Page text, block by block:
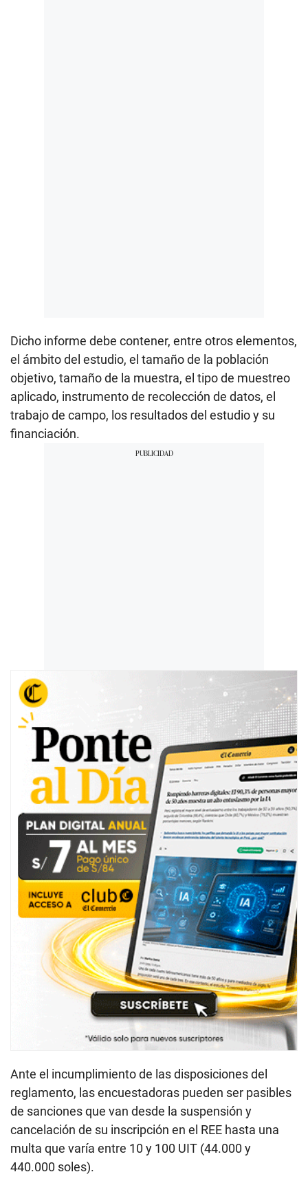
Dicho informe debe contener, entre otros elementos,
el ámbito del estudio, el tamaño de la población
objetivo, tamaño de la muestra, el tipo de muestreo
aplicado, instrumento de recolección de datos, el
trabajo de campo, los resultados del estudio y su
financiación.
Ante el incumplimiento de las disposiciones del
reglamento, las encuestadoras pueden ser pasibles
de sanciones que van desde la suspensión y
cancelación de su inscripción en el REE hasta una
multa que varía entre 10 y 100 UIT (44.000 y
440.000 soles).